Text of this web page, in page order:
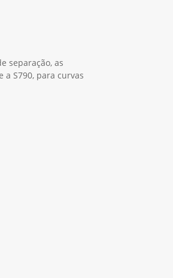
separação, as
S790, para curvas